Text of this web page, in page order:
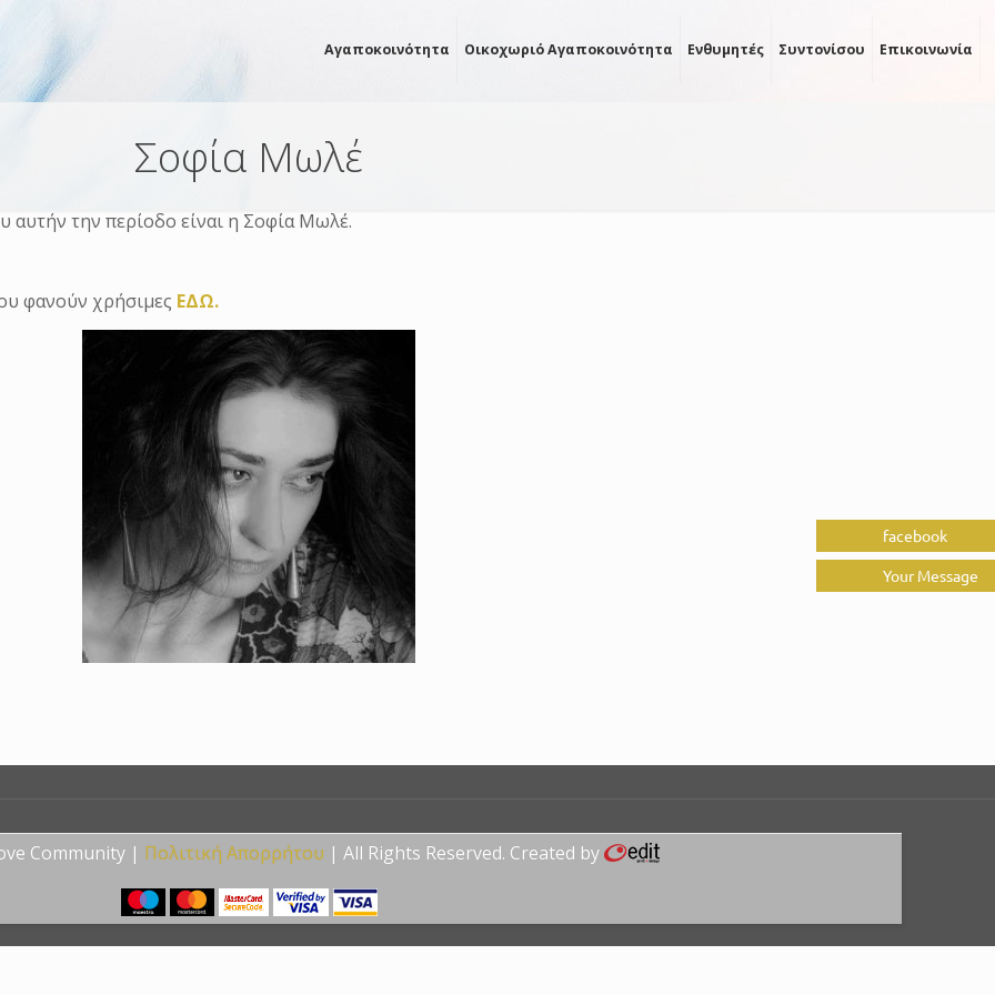
Αγαποκοινότητα Οικοχωριό Αγαποκοινότητα Ενθυμητές Συντονίσου Επικοινωνία
Σοφία Μωλέ
αυτήν την περίοδο είναι η Σοφία Μωλέ.
φανούν χρήσιμες ΕΔΩ.
Community | Πολιτική Απορρήτου | All Rights Reserved. Created by
facebook
Your Message